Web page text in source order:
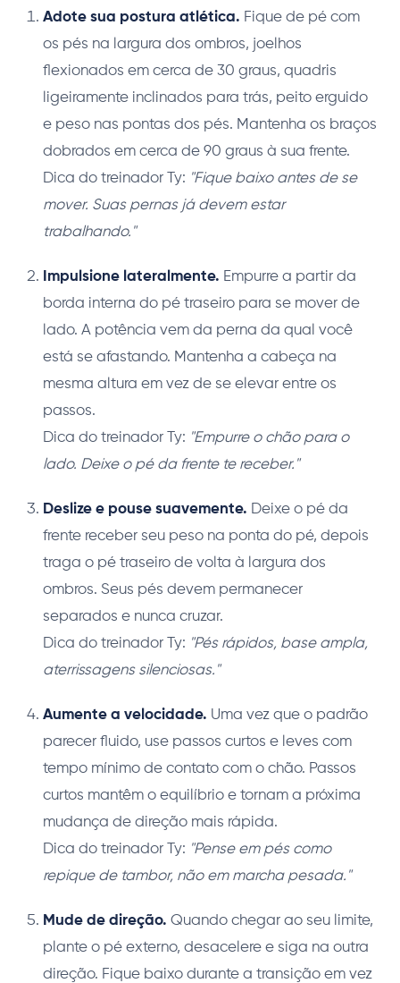
Adote sua postura atlética. Fique de pé com
os pés na largura dos ombros, joelhos
flexionados em cerca de 30 graus, quadris
ligeiramente inclinados para trás, peito erguido
e peso nas pontas dos pés. Mantenha os braços
dobrados em cerca de 90 graus à sua frente.
Dica do treinador Ty: "Fique baixo antes de se
mover. Suas pernas já devem estar
trabalhando."
Impulsione lateralmente. Empurre a partir da
borda interna do pé traseiro para se mover de
lado. A potência vem da perna da qual você
está se afastando. Mantenha a cabeça na
mesma altura em vez de se elevar entre os
passos.
Dica do treinador Ty: "Empurre o chão para o
lado. Deixe o pé da frente te receber."
Deslize e pouse suavemente. Deixe o pé da
frente receber seu peso na ponta do pé, depois
traga o pé traseiro de volta à largura dos
ombros. Seus pés devem permanecer
separados e nunca cruzar.
Dica do treinador Ty: "Pés rápidos, base ampla,
aterrissagens silenciosas."
Aumente a velocidade. Uma vez que o padrão
parecer fluido, use passos curtos e leves com
tempo mínimo de contato com o chão. Passos
curtos mantêm o equilíbrio e tornam a próxima
mudança de direção mais rápida.
Dica do treinador Ty: "Pense em pés como
repique de tambor, não em marcha pesada."
Mude de direção. Quando chegar ao seu limite,
plante o pé externo, desacelere e siga na outra
direção. Fique baixo durante a transição em vez